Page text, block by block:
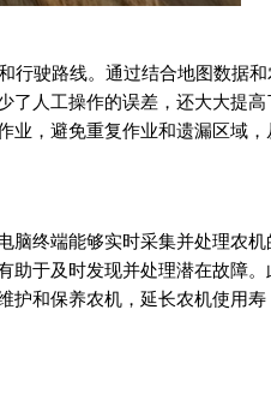
行驶路线。通过结合地图数据
了人工操作的误差，还大大提高
业，避免重复作业和遗漏区域，
脑终端能够实时采集并处理农机
助于及时发现并处理潜在故障。
护和保养农机，延长农机使用寿